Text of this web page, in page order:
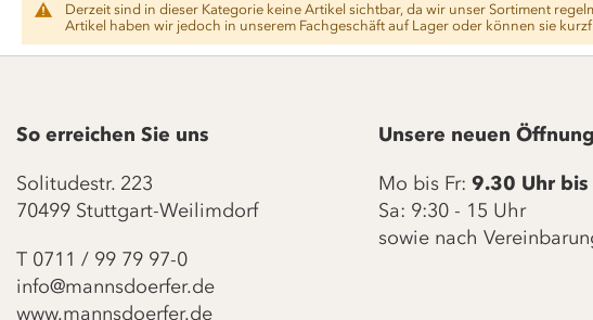
Derzeit sind in dieser Kategorie keine Artikel sichtbar, da wir unser Sortiment
Artikel haben wir jedoch in unserem Fachgeschäft auf Lager oder können sie
So erreichen Sie uns
Solitudestr. 223
70499 Stuttgart-Weilimdorf
T 0711 / 99 79 97-0
info@mannsdoerfer.de
www.mannsdoerfer.de
Unsere neuen
Mo bis Fr: 9.30 Uhr
Sa: 9:30 - 15 Uhr
sowie nach